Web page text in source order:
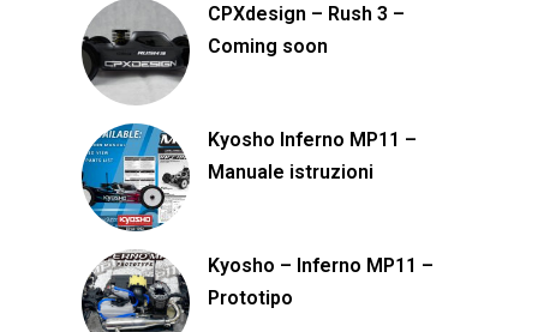
CPXdesign – Rush 3 –
Coming soon
Kyosho Inferno MP11 –
Manuale istruzioni
Kyosho – Inferno MP11 –
Prototipo